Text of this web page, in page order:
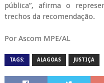
pública”, afirma o
trechos da recomendação.
Por Ascom MPE/AL
TAGS: ALAGOAS JUSTIÇA